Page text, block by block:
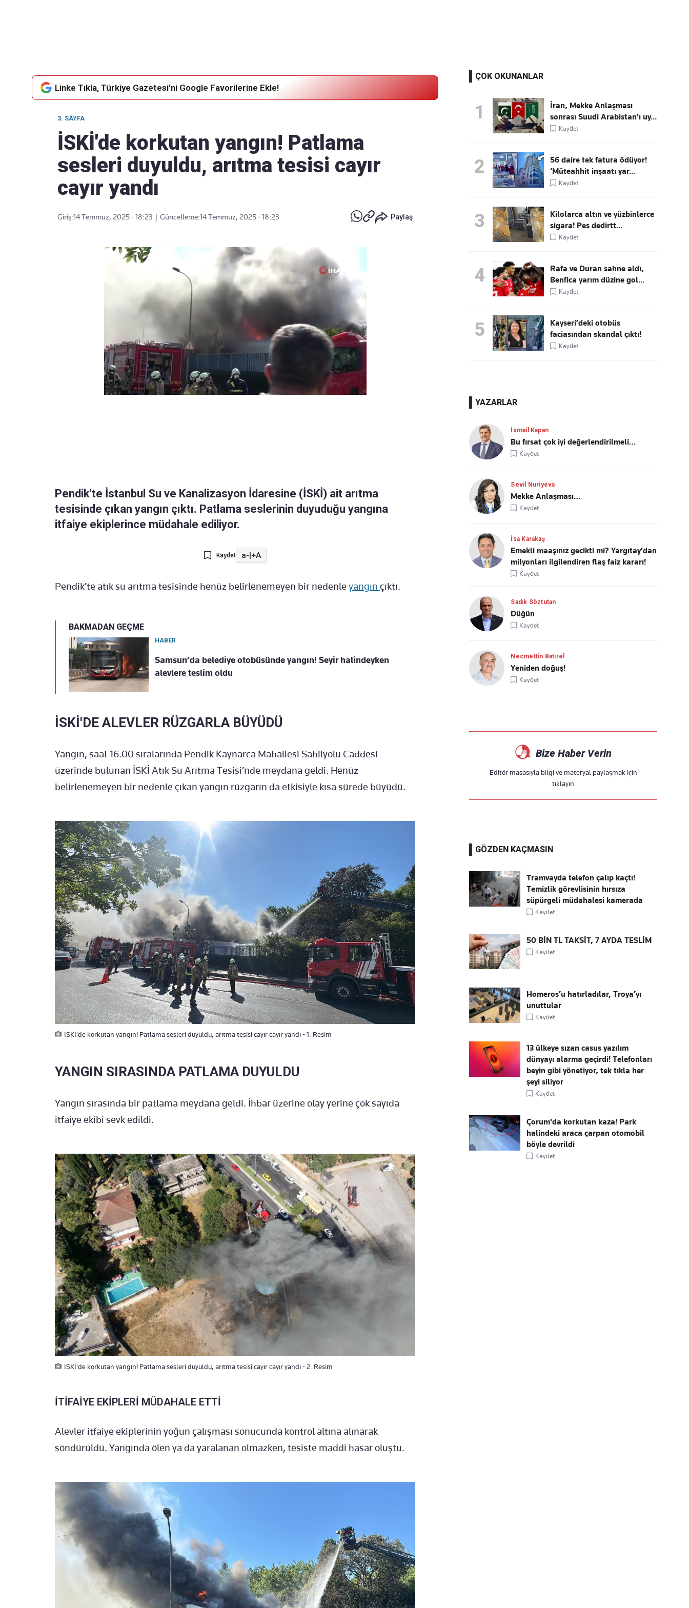
Linke Tıkla, Türkiye Gazetesi'ni Google Favorilerine Ekle!
3. SAYFA
İSKİ'de korkutan yangın! Patlama
sesleri duyuldu, arıtma tesisi cayır
cayır yandı
Giriş:14 Temmuz, 2025 - 18:23 Güncelleme:14 Temmuz, 2025 - 18:23 Paylaş
Pendik'te İstanbul Su ve Kanalizasyon İdaresine (İSKİ) ait arıtma
tesisinde çıkan yangın çıktı. Patlama seslerinin duyuduğu yangına
itfaiye ekiplerince müdahale ediliyor.
Kaydet a-|+A
Pendik’te atık su arıtma tesisinde henüz belirlenemeyen bir nedenle yangın çıktı.
BAKMADAN GEÇME
HABER
Samsun’da belediye otobüsünde yangın! Seyir halindeyken
alevlere teslim oldu
İSKİ'DE ALEVLER RÜZGARLA BÜYÜDÜ
Yangın, saat 16.00 sıralarında Pendik Kaynarca Mahallesi Sahilyolu Caddesi
üzerinde bulunan İSKİ Atık Su Arıtma Tesisi’nde meydana geldi. Henüz
belirlenemeyen bir nedenle çıkan yangın rüzgarın da etkisiyle kısa sürede büyüdü.
İSKİ'de korkutan yangın! Patlama sesleri duyuldu, arıtma tesisi cayır cayır yandı - 1. Resim
YANGIN SIRASINDA PATLAMA DUYULDU
Yangın sırasında bir patlama meydana geldi. İhbar üzerine olay yerine çok sayıda
itfaiye ekibi sevk edildi.
İSKİ'de korkutan yangın! Patlama sesleri duyuldu, arıtma tesisi cayır cayır yandı - 2. Resim
İTİFAİYE EKİPLERİ MÜDAHALE ETTİ
Alevler itfaiye ekiplerinin yoğun çalışması sonucunda kontrol altına alınarak
söndürüldü. Yangında ölen ya da yaralanan olmazken, tesiste maddi hasar oluştu.
ÇOK OKUNANLAR
1
İran, Mekke Anlaşması
sonrası Suudi Arabistan'ı uy...
Kaydet
2
56 daire tek fatura ödüyor!
‘Müteahhit inşaatı yar...
Kaydet
3
Kilolarca altın ve yüzbinlerce
sigara! Pes dedirtt...
Kaydet
4
Rafa ve Duran sahne aldı,
Benfica yarım düzine gol...
Kaydet
5
Kayseri’deki otobüs
faciasından skandal çıktı!
Kaydet
YAZARLAR
İsmail Kapan
Bu fırsat çok iyi değerlendirilmeli…
Kaydet
Sevil Nuriyeva
Mekke Anlaşması…
Kaydet
İsa Karakaş
Emekli maaşınız gecikti mi? Yargıtay'dan
milyonları ilgilendiren flaş faiz kararı!
Kaydet
Sadık Söztutan
Düğün
Kaydet
Necmettin Batırel
Yeniden doğuş!
Kaydet
Bize Haber Verin
Editör masasıyla bilgi ve materyal paylaşmak için
tıklayın
GÖZDEN KAÇMASIN
Tramvayda telefon çalıp kaçtı!
Temizlik görevlisinin hırsıza
süpürgeli müdahalesi kamerada
Kaydet
50 BİN TL TAKSİT, 7 AYDA TESLİM
Kaydet
Homeros’u hatırladılar, Troya’yı
unuttular
Kaydet
13 ülkeye sızan casus yazılım
dünyayı alarma geçirdi! Telefonları
beyin gibi yönetiyor, tek tıkla her
şeyi siliyor
Kaydet
Çorum'da korkutan kaza! Park
halindeki araca çarpan otomobil
böyle devrildi
Kaydet